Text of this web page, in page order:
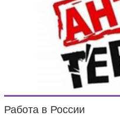
Работа в России